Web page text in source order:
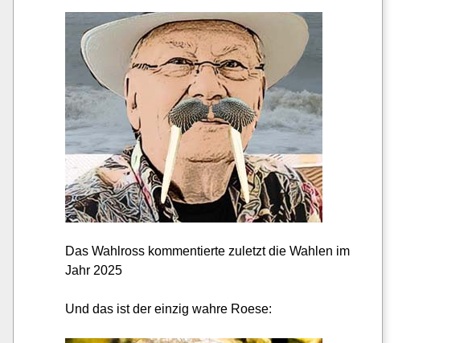
Das Wahlross kommentierte zuletzt die Wahlen im
Jahr 2025
Und das ist der einzig wahre Roese: